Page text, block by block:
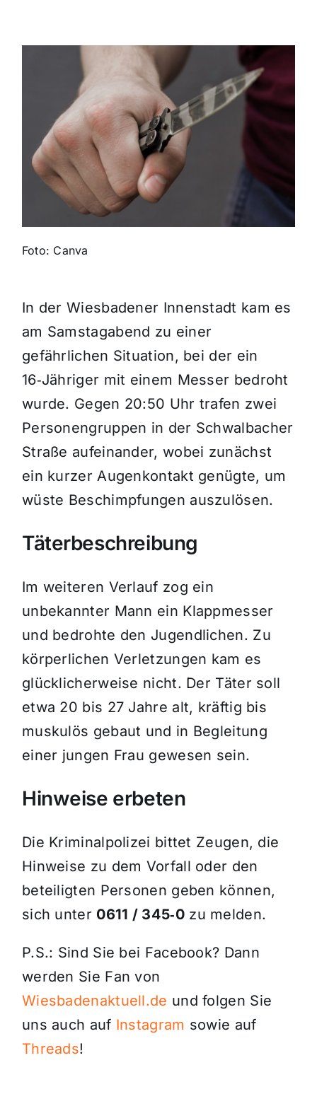
Verkehrsmeldungen
Polizeimeldungen
Themen und Termine
Gewinnspiele
Foto: Canva
In der Wiesbadener Innenstadt kam es
am Samstagabend zu einer
gefährlichen Situation, bei der ein
16‑Jähriger mit einem Messer bedroht
wurde. Gegen 20:50 Uhr trafen zwei
Personengruppen in der Schwalbacher
Straße aufeinander, wobei zunächst
ein kurzer Augenkontakt genügte, um
wüste Beschimpfungen auszulösen.
Täterbeschreibung
Im weiteren Verlauf zog ein
unbekannter Mann ein Klappmesser
und bedrohte den Jugendlichen. Zu
körperlichen Verletzungen kam es
glücklicherweise nicht. Der Täter soll
etwa 20 bis 27 Jahre alt, kräftig bis
muskulös gebaut und in Begleitung
einer jungen Frau gewesen sein.
Hinweise erbeten
Die Kriminalpolizei bittet Zeugen, die
Hinweise zu dem Vorfall oder den
beteiligten Personen geben können,
sich unter 0611 / 345‑0zu melden.
P.S.: Sind Sie bei Facebook? Dann
werden Sie Fan von
Wiesbadenaktuell.de und folgen Sie
uns auch auf Instagram sowie auf
Threads!